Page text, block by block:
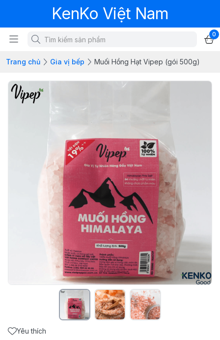
KenKo Việt Nam
0
Trang chủ Gia vị bếp Muối Hồng Hạt Vipep (gói 500g)
Yêu thích